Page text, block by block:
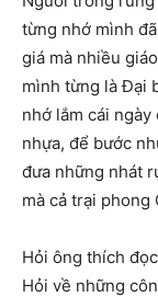
từng nhớ mình
giá mà nhiều
mình từng là Đại
nhớ lắm cái
nhựa, để bước
đưa những nhát
mà cả trại phong
Hỏi ông thích
Hỏi về những